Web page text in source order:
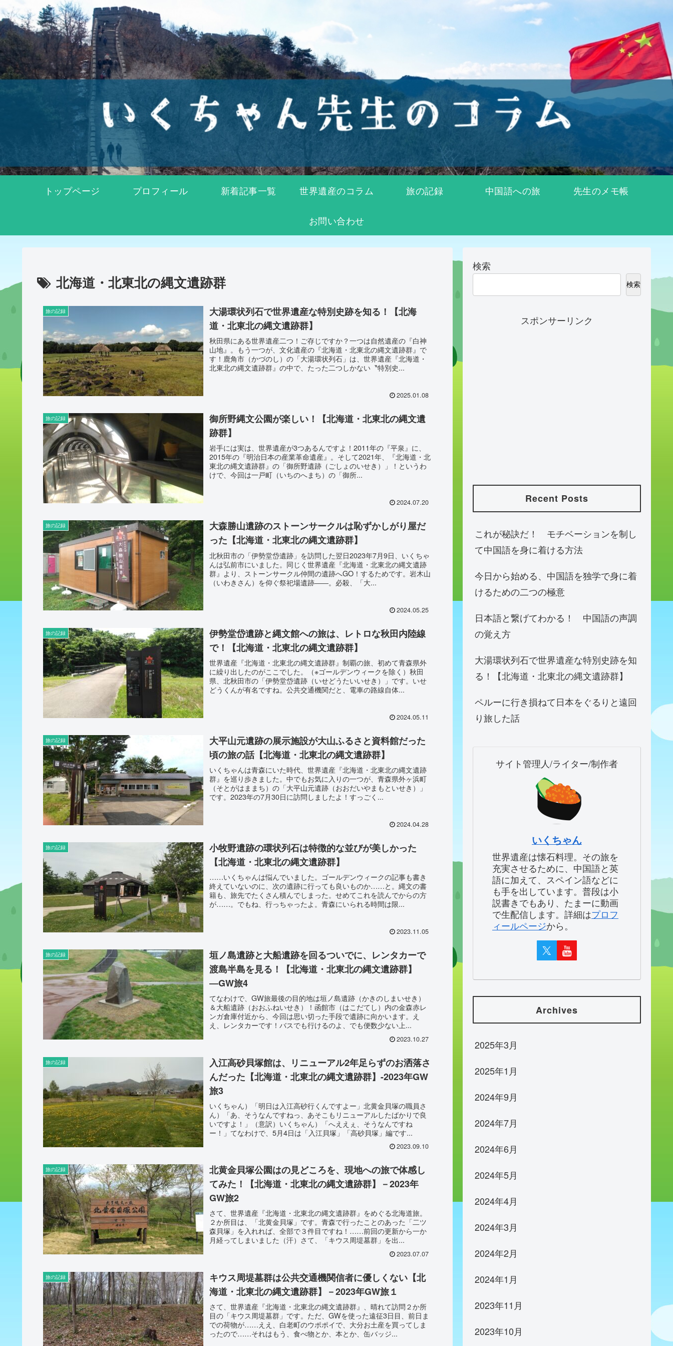
トップページ プロフィール 新着記事一覧 世界遺産のコラム 旅の記録 中国語への旅 先生のメモ帳
お問い合わせ
北海道・北東北の縄文遺跡群
旅の記録
大湯環状列石で世界遺産な特別史跡を知る！【北海
道・北東北の縄文遺跡群】
秋田県にある世界遺産二つ！ご存じですか？一つは自然遺産の『白神
山地』。もう一つが、文化遺産の『北海道・北東北の縄文遺跡群』で
す！鹿角市（かづのし）の「大湯環状列石」は、世界遺産『北海道・
北東北の縄文遺跡群』の中で、たった二つしかない〝特別史...
2025.01.08
旅の記録
御所野縄文公園が楽しい！【北海道・北東北の縄文遺
跡群】
岩手には実は、世界遺産が3つあるんですよ！2011年の『平泉』に、
2015年の『明治日本の産業革命遺産』。そして2021年、『北海道・北
東北の縄文遺跡群』の「御所野遺跡（ごしょのいせき）」！というわ
けで、今回は一戸町（いちのへまち）の「御所...
2024.07.20
旅の記録
大森勝山遺跡のストーンサークルは恥ずかしがり屋だ
った【北海道・北東北の縄文遺跡群】
北秋田市の「伊勢堂岱遺跡」を訪問した翌日2023年7月9日、いくちゃ
んは弘前市にいました。同じく世界遺産『北海道・北東北の縄文遺跡
群』より、ストーンサークル仲間の遺跡へGO！するためです。岩木山
（いわきさん）を仰ぐ祭祀場遺跡――。必殺、「大...
2024.05.25
旅の記録
伊勢堂岱遺跡と縄文館への旅は、レトロな秋田内陸線
で！【北海道・北東北の縄文遺跡群】
世界遺産『北海道・北東北の縄文遺跡群』制覇の旅、初めて青森県外
に繰り出したのがここでした。（※ゴールデンウィークを除く）秋田
県、北秋田市の「伊勢堂岱遺跡（いせどうたいいせき）」です。いせ
どうくんが有名ですね。公共交通機関だと、電車の路線自体...
2024.05.11
旅の記録
大平山元遺跡の展示施設が大山ふるさと資料館だった
頃の旅の話【北海道・北東北の縄文遺跡群】
いくちゃんは青森にいた時代、世界遺産『北海道・北東北の縄文遺跡
群』を巡り歩きました。中でもお気に入りの一つが、青森県外ヶ浜町
（そとがはままち）の「大平山元遺跡（おおだいやまもといせき）」
です。2023年の7月30日に訪問しましたよ！すっごく...
2024.04.28
旅の記録
小牧野遺跡の環状列石は特徴的な並びが美しかった
【北海道・北東北の縄文遺跡群】
……いくちゃんは悩んでいました。ゴールデンウィークの記事も書き
終えていないのに、次の遺跡に行っても良いものか……と。縄文の書
籍も、旅先でたくさん積んでしまった。せめてこれを読んでからの方
が……。でもね、行っちゃったよ。青森にいられる時間は限...
2023.11.05
旅の記録
垣ノ島遺跡と大船遺跡を回るついでに、レンタカーで
渡島半島を見る！【北海道・北東北の縄文遺跡群】
―GW旅4
てなわけで、GW旅最後の目的地は垣ノ島遺跡（かきのしまいせき）
＆大船遺跡（おおふねいせき）！函館市（はこだてし）内の金森赤レ
ンガ倉庫付近から、今回は思い切った手段で遺跡に向かいます。え
え、レンタカーです！バスでも行けるのよ、でも便数少ない上...
2023.10.27
旅の記録
入江高砂貝塚館は、リニューアル2年足らずのお洒落さ
んだった【北海道・北東北の縄文遺跡群】-2023年GW
旅3
いくちゃん）「明日は入江高砂行くんですよー」北黄金貝塚の職員さ
ん）「あ、そうなんですねっ、あそこもリニューアルしたばかりで良
いですよ！」（意訳）いくちゃん）「へええぇ、そうなんですね
ー！」てなわけで、5月4日は「入江貝塚」「高砂貝塚」編です...
2023.09.10
旅の記録
北黄金貝塚公園はの見どころを、現地への旅で体感し
てみた！【北海道・北東北の縄文遺跡群】－2023年
GW旅2
さて、世界遺産『北海道・北東北の縄文遺跡群』をめぐる北海道旅。
２か所目は、「北黄金貝塚」です。青森で行ったことのあった「二ツ
森貝塚」を入れれば、全部で３件目ですね！……前回の更新から一か
月経ってしまいました（汗）さて、「キウス周堤墓群」を出...
2023.07.07
旅の記録
キウス周堤墓群は公共交通機関信者に優しくない【北
海道・北東北の縄文遺跡群】－2023年GW旅１
さて、世界遺産『北海道・北東北の縄文遺跡群』、晴れて訪問２か所
目の「キウス周堤墓群」です。ただ、GWを使った遠征3日目、前日ま
での荷物が……ええ、白老町のウポポイで、大分お土産を買ってしま
ったので……それはもう、食べ物とか、本とか、缶バッジ...
検索
検索
スポンサーリンク
Recent Posts
これが秘訣だ！ モチベーションを制し
て中国語を身に着ける方法
今日から始める、中国語を独学で身に着
けるための二つの極意
日本語と繋げてわかる！ 中国語の声調
の覚え方
大湯環状列石で世界遺産な特別史跡を知
る！【北海道・北東北の縄文遺跡群】
ペルーに行き損ねて日本をぐるりと遠回
り旅した話
サイト管理人/ライター/制作者
いくちゃん
世界遺産は懐石料理。その旅を
充実させるために、中国語と英
語に加えて、スペイン語などに
も手を出しています。普段は小
説書きでもあり、たまーに動画
で生配信します。詳細はプロフ
ィールページから。
Archives
2025年3月
2025年1月
2024年9月
2024年7月
2024年6月
2024年5月
2024年4月
2024年3月
2024年2月
2024年1月
2023年11月
2023年10月